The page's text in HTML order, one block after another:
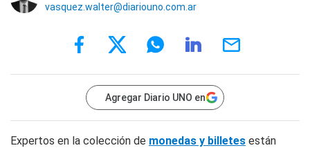
vasquez.walter@diariouno.com.ar
Agregar Diario UNO en
Expertos en la colección de monedas y billetes están